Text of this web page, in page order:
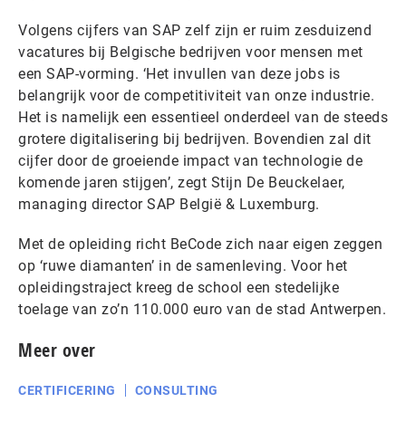
Volgens cijfers van SAP zelf zijn er ruim zesduizend
vacatures bij Belgische bedrijven voor mensen met
een SAP-vorming. ‘Het invullen van deze jobs is
belangrijk voor de competitiviteit van onze industrie.
Het is namelijk een essentieel onderdeel van de steeds
grotere digitalisering bij bedrijven. Bovendien zal dit
cijfer door de groeiende impact van technologie de
komende jaren stijgen’, zegt Stijn De Beuckelaer,
managing director SAP België & Luxemburg.
Met de opleiding richt BeCode zich naar eigen zeggen
op ‘ruwe diamanten’ in de samenleving. Voor het
opleidingstraject kreeg de school een stedelijke
toelage van zo’n 110.000 euro van de stad Antwerpen.
Meer over
CERTIFICERING CONSULTING